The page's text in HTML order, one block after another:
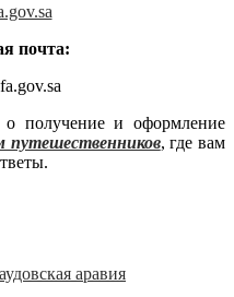
почта:
получение и оформление
путешественников, где вам
аравия